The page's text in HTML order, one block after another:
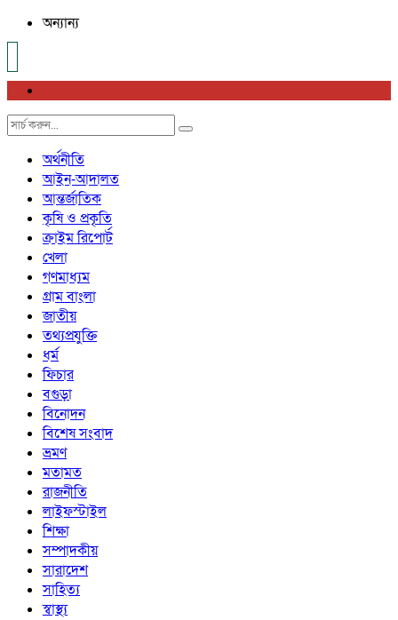
অন্যান্য
অর্থনীতি
আইন-আদালত
আন্তর্জাতিক
কৃষি ও প্রকৃতি
ক্রাইম রিপোর্ট
খেলা
গণমাধ্যম
গ্রাম বাংলা
জাতীয়
তথ্যপ্রযুক্তি
ধর্ম
ফিচার
বগুড়া
বিনোদন
বিশেষ সংবাদ
ভ্রমণ
মতামত
রাজনীতি
লাইফস্টাইল
শিক্ষা
সম্পাদকীয়
সারাদেশ
সাহিত্য
স্বাস্থ্য